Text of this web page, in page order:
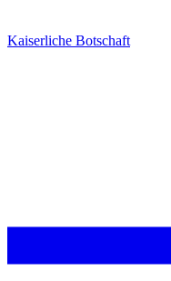
Kaiserliche Botschaft